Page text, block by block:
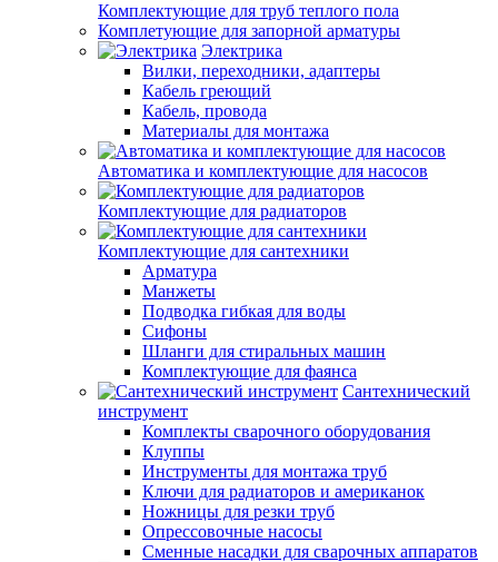
Комплектующие для труб теплого пола
Комплетующие для запорной арматуры
Электрика
Вилки, переходники, адаптеры
Кабель греющий
Кабель, провода
Материалы для монтажа
Автоматика и комплектующие для насосов
Комплектующие для радиаторов
Комплектующие для сантехники
Арматура
Манжеты
Подводка гибкая для воды
Сифоны
Шланги для стиральных машин
Комплектующие для фаянса
Сантехнический
инструмент
Комплекты сварочного оборудования
Клуппы
Инструменты для монтажа труб
Ключи для радиаторов и американок
Ножницы для резки труб
Опрессовочные насосы
Сменные насадки для сварочных аппаратов